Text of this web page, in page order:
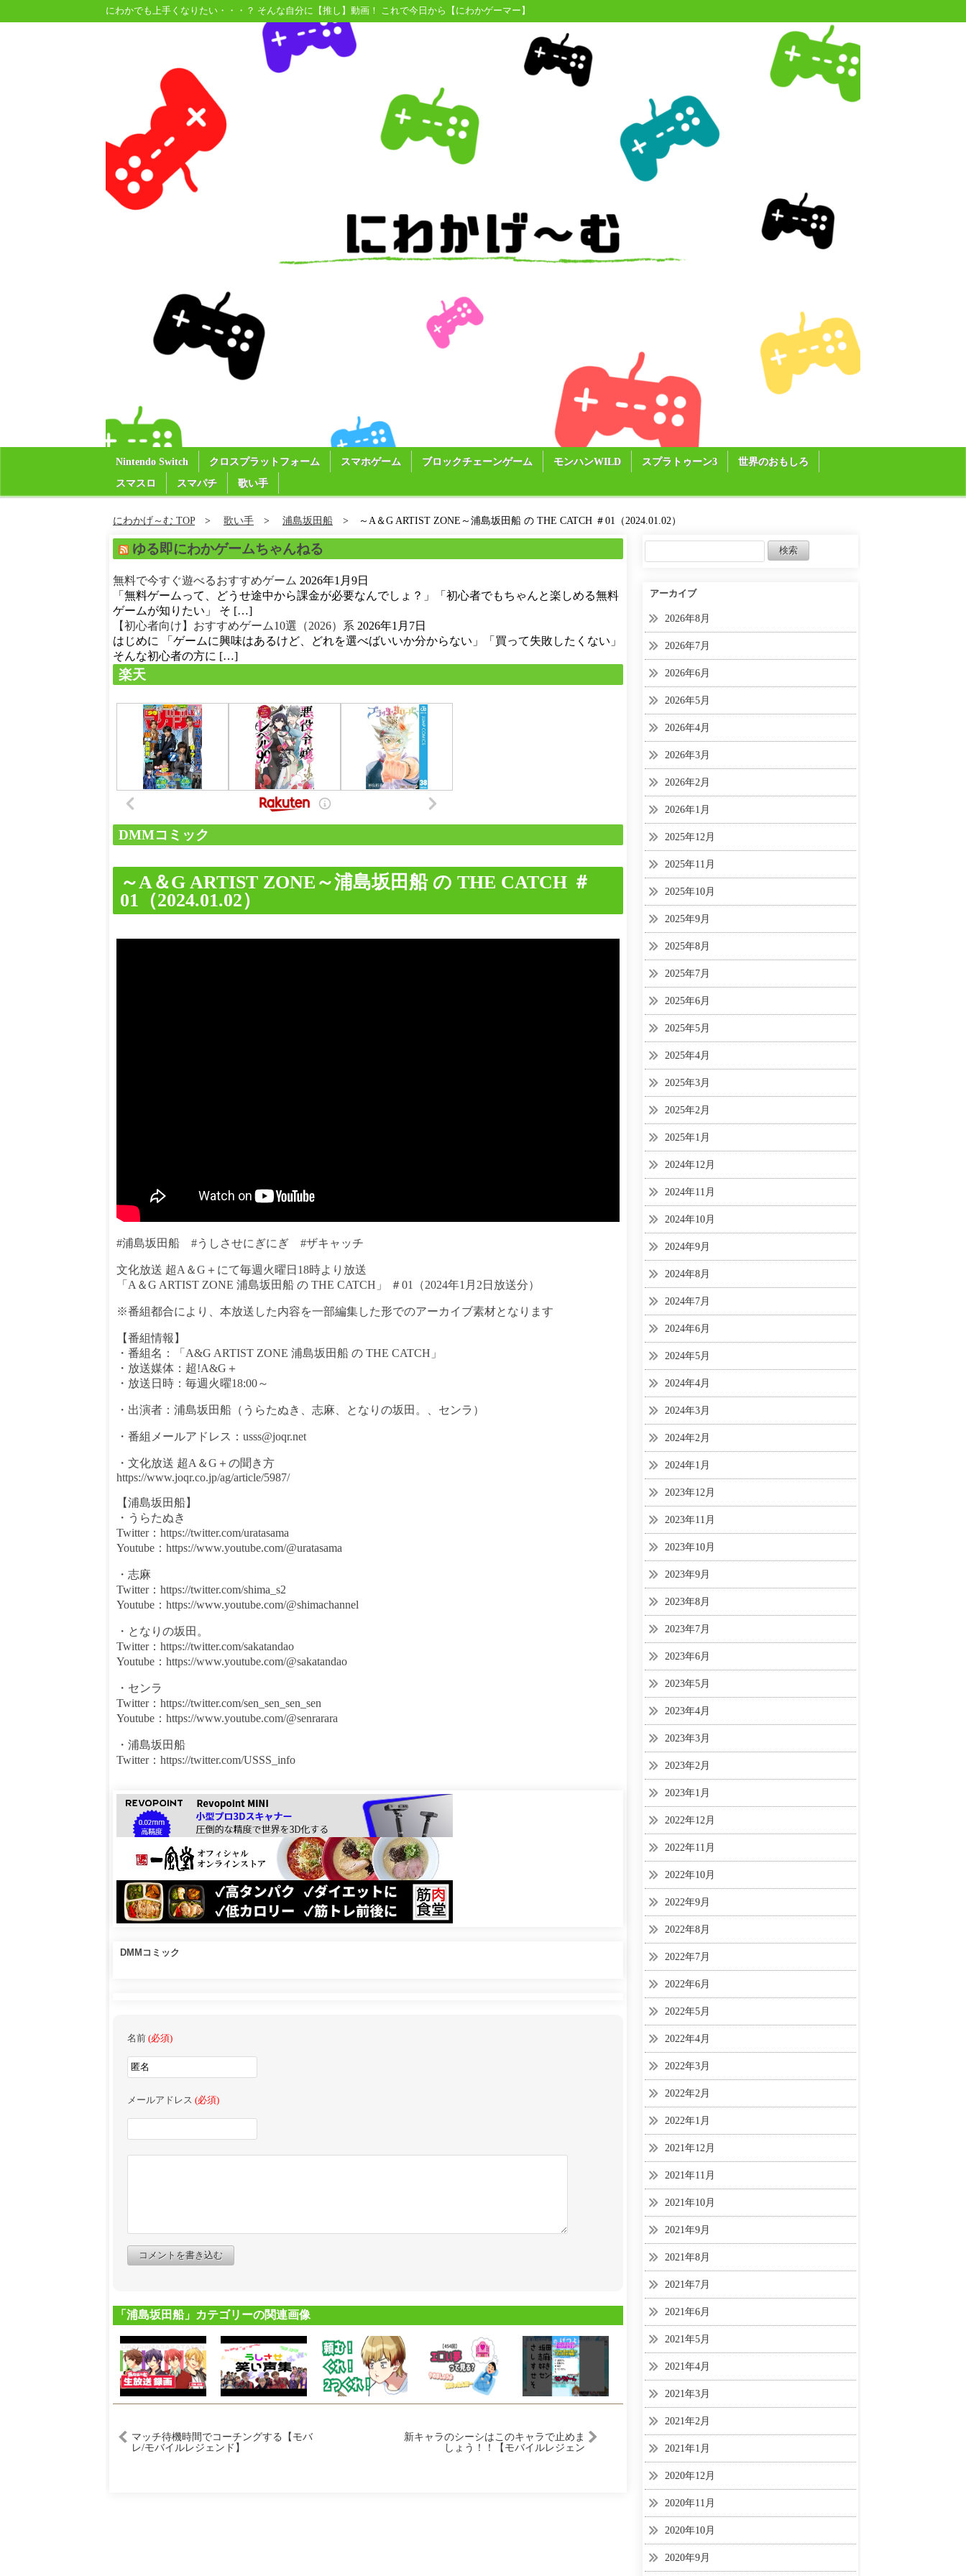
にわかでも上手くなりたい・・・？ そんな自分に【推し】動画！ これで今日から【にわかゲーマー】
Nintendo Switch クロスプラットフォーム スマホゲーム ブロックチェーンゲーム モンハンWILD スプラトゥーン3
世界のおもしろ
スマスロ
スマパチ 歌い手
にわかげ～む TOP 歌い手 浦島坂田船 ～A＆G ARTIST ZONE～浦島坂田船 の THE CATCH ＃01（2024.01.02）
ゆる即にわかゲームちゃんねる
無料で今すぐ遊べるおすすめゲーム 2026年1月9日
「無料ゲームって、どうせ途中から課金が必要なんでしょ？」「初心者でもちゃんと楽しめる無料
ゲームが知りたい」 そ […]
【初心者向け】おすすめゲーム10選（2026）系 2026年1月7日
はじめに 「ゲームに興味はあるけど、どれを選べばいいか分からない」「買って失敗したくない」
そんな初心者の方に […]
楽天
DMMコミック
～A＆G ARTIST ZONE～浦島坂田船 の THE CATCH ＃
01（2024.01.02）
#浦島坂田船 #うしさせにぎにぎ #ザキャッチ
文化放送 超A＆G＋にて毎週火曜日18時より放送
「A＆G ARTIST ZONE 浦島坂田船 の THE CATCH」 ＃01（2024年1月2日放送分）
※番組都合により、本放送した内容を一部編集した形でのアーカイブ素材となります
【番組情報】
・番組名：「A&G ARTIST ZONE 浦島坂田船 の THE CATCH」
・放送媒体：超!A&G＋
・放送日時：毎週火曜18:00～
・出演者：浦島坂田船（うらたぬき、志麻、となりの坂田。、センラ）
・番組メールアドレス：usss@joqr.net
・文化放送 超A＆G＋の聞き方
https://www.joqr.co.jp/ag/article/5987/
【浦島坂田船】
・うらたぬき
Twitter：https://twitter.com/uratasama
Youtube：https://www.youtube.com/@uratasama
・志麻
Twitter：https://twitter.com/shima_s2
Youtube：https://www.youtube.com/@shimachannel
・となりの坂田。
Twitter：https://twitter.com/sakatandao
Youtube：https://www.youtube.com/@sakatandao
・センラ
Twitter：https://twitter.com/sen_sen_sen_sen
Youtube：https://www.youtube.com/@senrarara
・浦島坂田船
Twitter：https://twitter.com/USSS_info
DMMコミック
名前 (必須)
メールアドレス (必須)
コメントを書き込む
「浦島坂田船」カテゴリーの関連画像
マッチ待機時間でコーチングする【モバ
レ/モバイルレジェンド】
新キャラのシーシはこのキャラで止めま
しょう！！【モバイルレジェン
アーカイブ
2026年8月
2026年7月
2026年6月
2026年5月
2026年4月
2026年3月
2026年2月
2026年1月
2025年12月
2025年11月
2025年10月
2025年9月
2025年8月
2025年7月
2025年6月
2025年5月
2025年4月
2025年3月
2025年2月
2025年1月
2024年12月
2024年11月
2024年10月
2024年9月
2024年8月
2024年7月
2024年6月
2024年5月
2024年4月
2024年3月
2024年2月
2024年1月
2023年12月
2023年11月
2023年10月
2023年9月
2023年8月
2023年7月
2023年6月
2023年5月
2023年4月
2023年3月
2023年2月
2023年1月
2022年12月
2022年11月
2022年10月
2022年9月
2022年8月
2022年7月
2022年6月
2022年5月
2022年4月
2022年3月
2022年2月
2022年1月
2021年12月
2021年11月
2021年10月
2021年9月
2021年8月
2021年7月
2021年6月
2021年5月
2021年4月
2021年3月
2021年2月
2021年1月
2020年12月
2020年11月
2020年10月
2020年9月